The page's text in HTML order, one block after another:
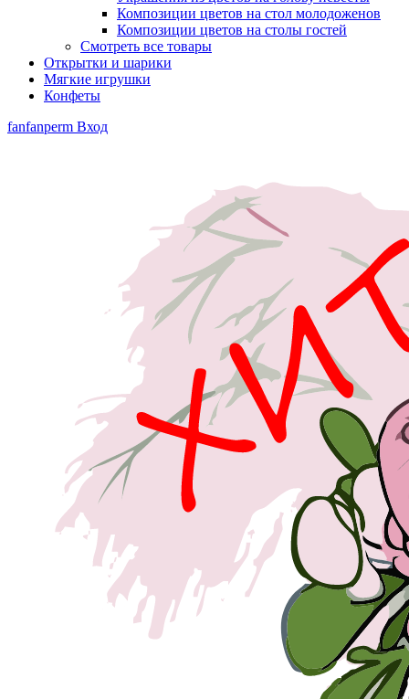
Композиции цветов на стол молодоженов
Композиции цветов на столы гостей
Смотреть все товары
Открытки и шарики
Мягкие игрушки
Конфеты
fanfanperm Вход